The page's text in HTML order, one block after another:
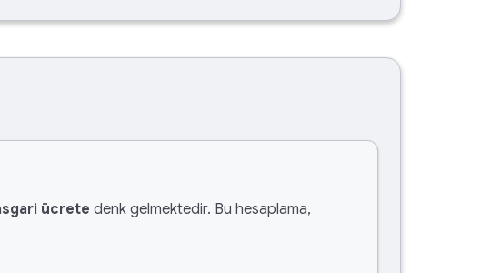
ücrete denk gelmektedir. Bu hesaplama,